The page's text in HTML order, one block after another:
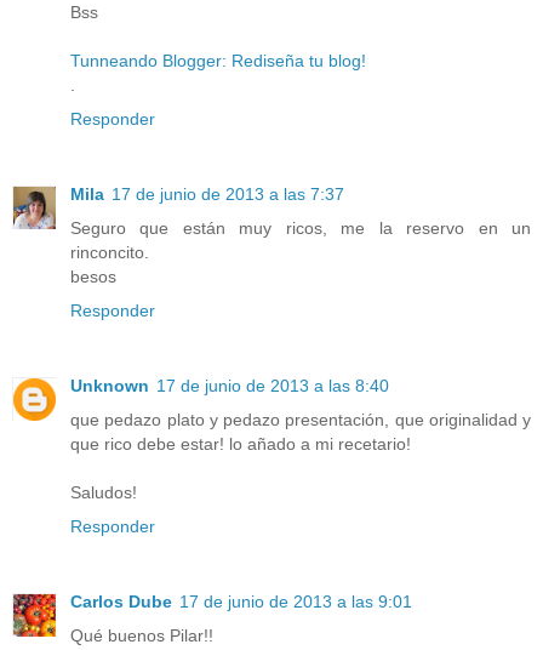
Bss
Tunneando Blogger: Rediseña tu blog!
Responder
Mila 17 de junio de 2013 a las 7:37
Seguro que están muy ricos, me la reservo en un
rinconcito.
besos
Responder
Unknown 17 de junio de 2013 a las 8:40
que pedazo plato y pedazo presentación, que originalidad y
que rico debe estar! lo añado a mi recetario!
Saludos!
Responder
Carlos Dube 17 de junio de 2013 a las 9:01
Qué buenos Pilar!!